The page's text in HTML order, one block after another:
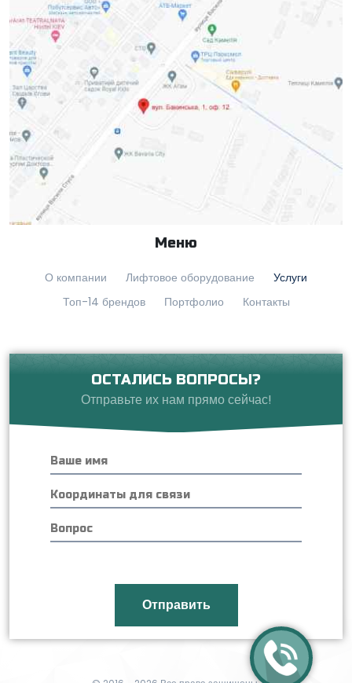
Меню
О компании Лифтовое оборудование
Услуги
Топ-14 брендов
Портфолио Контакты
ОСТАЛИСЬ ВОПРОСЫ?
Отправьте их нам прямо сейчас!